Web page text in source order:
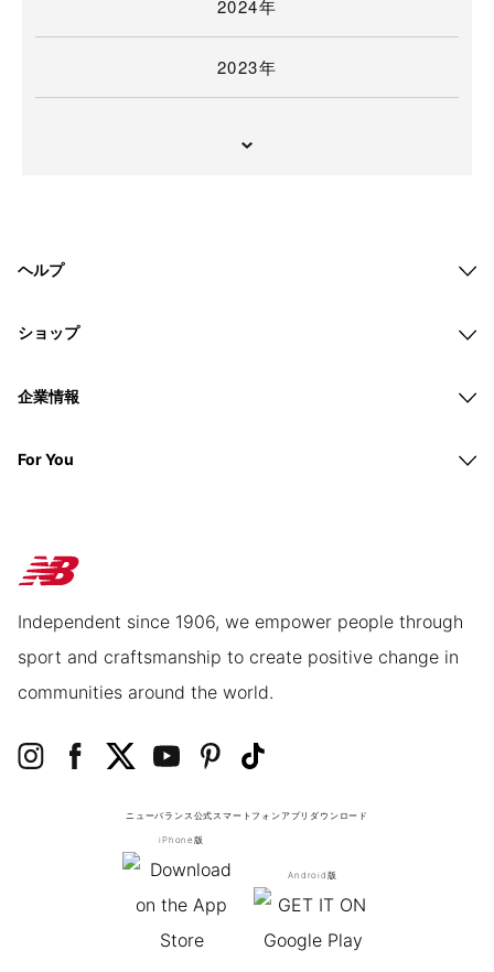
2024年
2023年
ヘルプ
ショップ
企業情報
For You
Independent since 1906, we empower people through
sport and craftsmanship to create positive change in
communities around the world.
ニューバランス公式スマートフォンアプリ ダウンロード
iPhone版
Android版